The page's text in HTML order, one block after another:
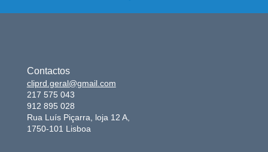
Contactos
cliprd.geral@gmail.com
217 575 043
912 895 028
Rua Luís Piçarra, loja 12 A,
1750-101 Lisboa